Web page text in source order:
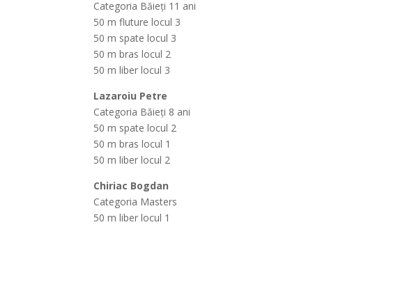
Categoria Băieți 11 ani
50 m fluture locul 3
50 m spate locul 3
50 m bras locul 2
50 m liber locul 3
Lazaroiu Petre
Categoria Băieți 8 ani
50 m spate locul 2
50 m bras locul 1
50 m liber locul 2
Chiriac Bogdan
Categoria Masters
50 m liber locul 1